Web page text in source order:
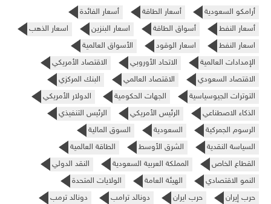
أرامكو السعودية أسعار الطاقة
أسعار الفائدة
أسعار النفط
أسواق الطاقة اسعار البنزين
اسعار الذهب
اسعار النفط
اسعار الوقود
الأسواق العالمية
الإمدادات العالمية
الاتحاد الأوروبي
الاقتصاد الأمريكي
الاقتصاد السعودي
الاقتصاد العالمي
البنك المركزي
التوترات الجيوسياسية
الجهات الحكومية
الدولار الأمريكي
الذكاء الاصطناعي
الرئيس الأمريكي
الرئيس التنفيذي
الرسوم الجمركية
السعودية
السوق المالية
السياسة النقدية
الشرق الأوسط
الطاقة العالمية
القطاع الخاص
المملكة العربية السعودية
النقد الدولي
النمو الاقتصادي
الهيئة العامة
الولايات المتحدة
حرب إيران
حرب ايران دونالد ترامب دونالد ترمب